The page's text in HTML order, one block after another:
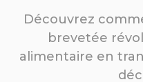
Découvrez
brevetée
alimentaire en